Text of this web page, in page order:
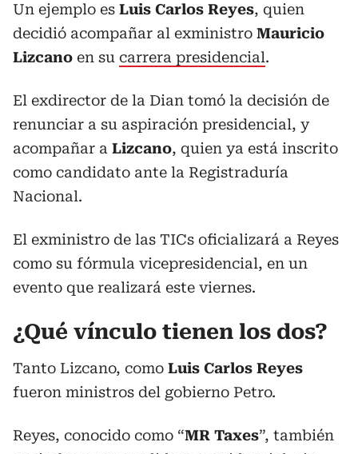
Un ejemplo es Luis Carlos Reyes, quien
decidió acompañar al exministro Mauricio
Lizcano en su carrera presidencial.
El exdirector de la Dian tomó la decisión de
renunciar a su aspiración presidencial, y
acompañar a Lizcano, quien ya está inscrito
como candidato ante la Registraduría
Nacional.
El exministro de las TICs oficializará a Reyes
como su fórmula vicepresidencial, en un
evento que realizará este viernes.
¿Qué vínculo tienen los dos?
Tanto Lizcano, como Luis Carlos Reyes
fueron ministros del gobierno Petro.
Reyes, conocido como “MR Taxes”, también